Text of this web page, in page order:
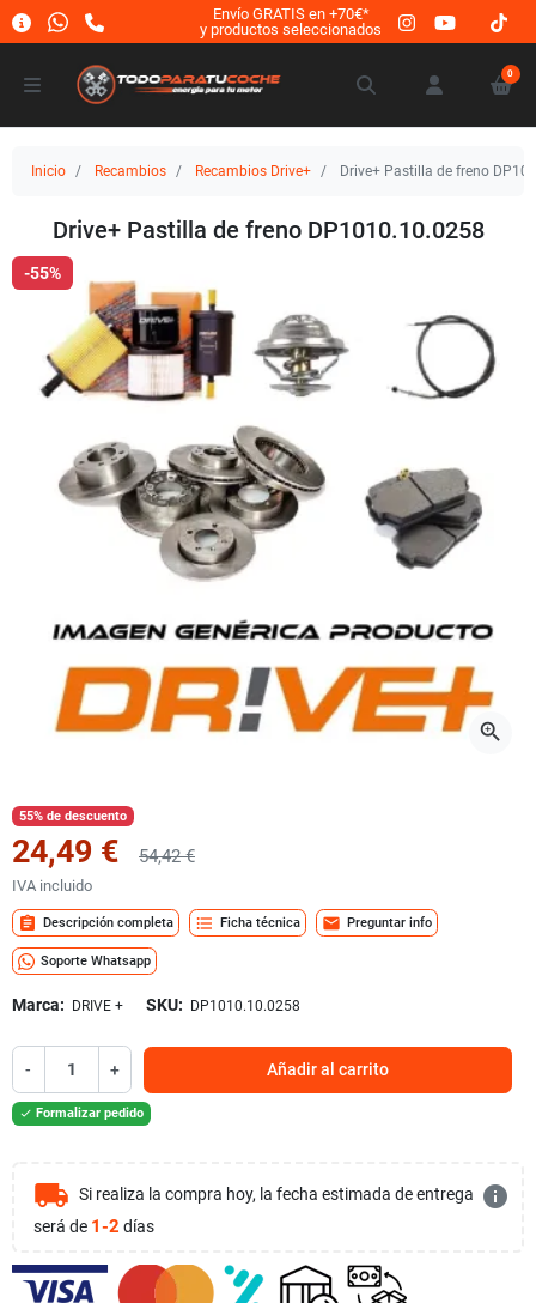
Envío GRATIS en +70€*
y productos seleccionados
0
Inicio Recambios Recambios Drive+ Drive+ Pastilla de freno
Drive+ Pastilla de freno DP1010.10.0258
-55%
zoom_in
55% de descuento
24,49 € 54,42 €
IVA incluido
assignment Descripción completa format_list_bulleted Ficha técnica mail Preguntar info
Soporte Whatsapp
Marca: DRIVE + SKU: DP1010.10.0258
- + Añadir al carrito
 Formalizar pedido
local_shipping Si realiza la compra hoy, la fecha estimada de entrega
será de 1-2 días
info